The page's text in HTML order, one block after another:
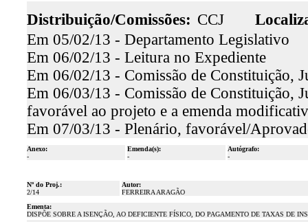
Distribuição/Comissões: CCJ
Em 05/02/13 - Departamento Legislativo
Em 06/02/13 - Leitura no Expediente
Em 06/02/13 - Comissão de Constituição,
Em 06/03/13 - Comissão de Constituição,
favorável ao projeto e a emenda
Em 07/03/13 - Plenário, favorável/
Anexo:
-
Emenda(s):
-
Autógrafo:
-
Nº do Proj.:
2/14
Autor:
FERREIRA ARAGÃO
Ementa:
DISPÕE SOBRE A ISENÇÃO, AO DEFICIENTE FÍSICO, DO PAGAMENTO DE TAXAS DE